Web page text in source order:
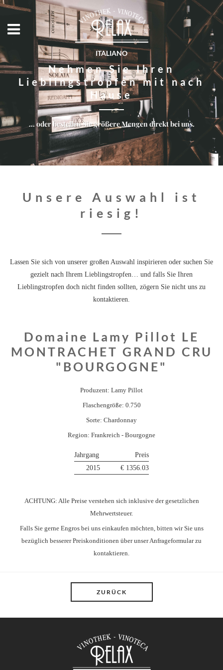
ITALIANO
Nehmen Sie Ihren
Lieblingstropfen mit nach
Hause
... oder bestellen Sie größere Mengen direkt bei uns.
Unsere Auswahl ist
riesig!
Lassen Sie sich von unserer großen Auswahl inspirieren oder suchen Sie
gezielt nach Ihrem Lieblingstropfen… und falls Sie Ihren
Lieblingstropfen doch nicht finden sollten, zögern Sie nicht uns zu
kontaktieren.
Domaine Lamy Pillot LE
MONTRACHET GRAND CRU
"BOURGOGNE"
Produzent: Lamy Pillot
Flaschengröße: 0.750
Sorte: Chardonnay
Region: Frankreich - Bourgogne
Jahrgang
Preis
2015
€ 1356.03
ACHTUNG: Alle Preise verstehen sich inklusive der gesetzlichen
Mehrwertsteuer.
Falls Sie gerne Engros bei uns einkaufen möchten, bitten wir Sie uns
bezüglich besserer Preiskonditionen über unser Anfrageformular zu
kontaktieren.
ZURÜCK